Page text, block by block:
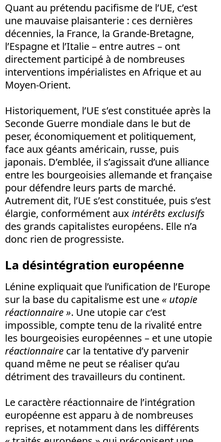
Quant au prétendu pacifisme de l’UE, c’est
une mauvaise plaisanterie : ces dernières
décennies, la France, la Grande-Bretagne,
l’Espagne et l’Italie – entre autres – ont
directement participé à de nombreuses
interventions impérialistes en Afrique et au
Moyen-Orient.
Historiquement, l’UE s’est constituée après la
Seconde Guerre mondiale dans le but de
peser, économiquement et politiquement,
face aux géants américain, russe, puis
japonais. D’emblée, il s’agissait d’une alliance
entre les bourgeoisies allemande et française
pour défendre leurs parts de marché.
Autrement dit, l’UE s’est constituée, puis s’est
élargie, conformément aux intérêts exclusifs
des grands capitalistes européens. Elle n’a
donc rien de progressiste.
La désintégration européenne
Lénine expliquait que l’unification de l’Europe
sur la base du capitalisme est une « utopie
réactionnaire ». Une utopie car c’est
impossible, compte tenu de la rivalité entre
les bourgeoisies européennes – et une utopie
réactionnaire car la tentative d’y parvenir
quand même ne peut se réaliser qu’au
détriment des travailleurs du continent.
Le caractère réactionnaire de l’intégration
européenne est apparu à de nombreuses
reprises, et notamment dans les différents